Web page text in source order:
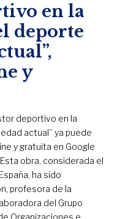
en la
deporte
y
deportivo en la
actual” ya puede
y gratuita en Google
obra, considerada el
ha sido
profesora de la
del Grupo
Organizaciones e